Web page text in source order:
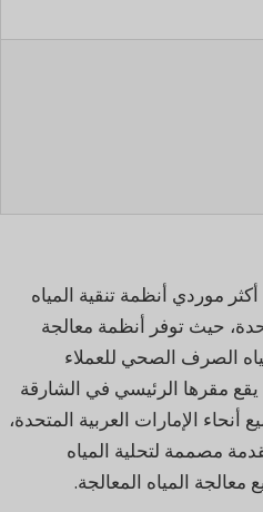
موردي أنظمة تنقية المياه
حيث توفر أنظمة معالجة
الصرف الصحي للعملاء
يقع مقرها الرئيسي في الشارقة
الإمارات العربية المتحدة،
مصممة لتحلية المياه
معالجة المياه المعالجة.